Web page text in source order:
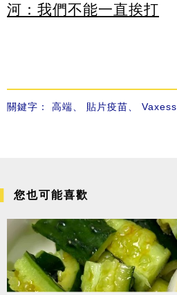
河：我們不能一直挨打
關鍵字： 高端 貼片疫苗 Vaxess
您也可能喜歡